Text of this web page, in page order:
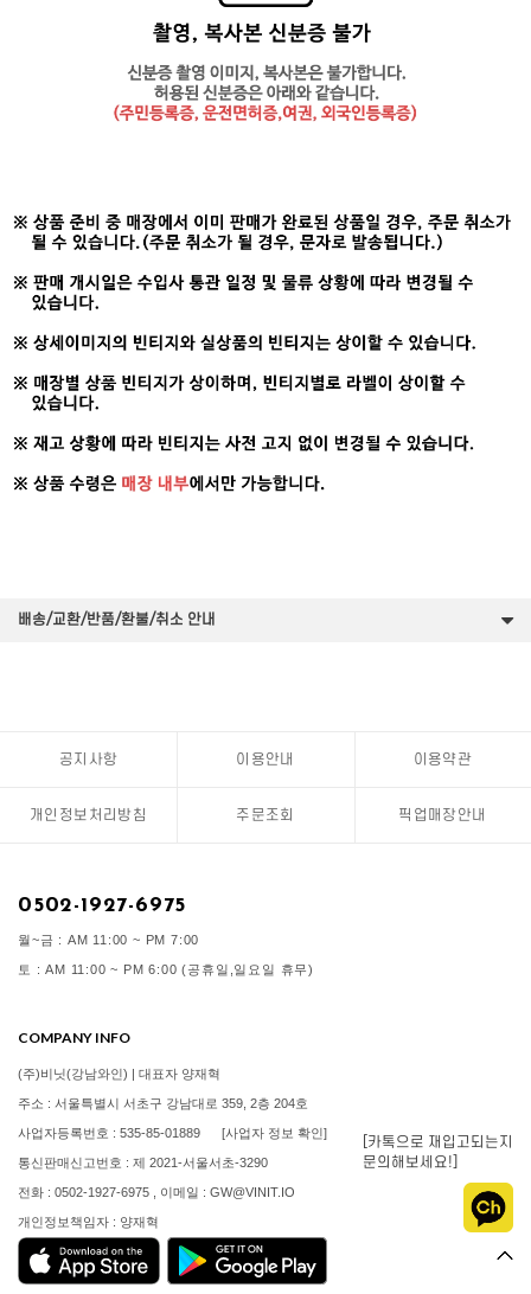
배송/교환/반품/환불/취소 안내
공지사항 이용안내 이용약관
개인정보처리방침 주문조회 픽업매장안내
0502-1927-6975
월~금 : AM 11:00 ~ PM 7:00
토 : AM 11:00 ~ PM 6:00 (공휴일,일요일 휴무)
COMPANY INFO
(주)비닛(강남와인) | 대표자 양재혁
주소 : 서울특별시 서초구 강남대로 359, 2층 204호
사업자등록번호 : 535-85-01889 [사업자 정보 확인]
통신판매신고번호 : 제 2021-서울서초-3290
전화 : 0502-1927-6975 , 이메일 : GW@VINIT.IO
개인정보책임자 : 양재혁
[카톡으로 재입고되는지
문의해보세요!]